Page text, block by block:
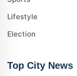
Lifestyle
Election
Top City News